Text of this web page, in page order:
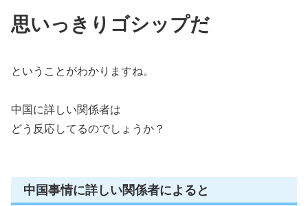
思いっきりゴシップだ
ということがわかりますね。
中国に詳しい関係者は
どう反応してるのでしょうか？
中国事情に詳しい関係者によると